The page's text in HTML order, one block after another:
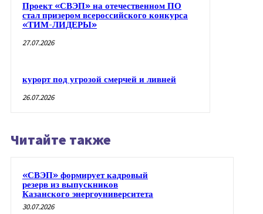
Проект «СВЭП» на отечественном ПО
стал призером всероссийского конкурса
«ТИМ-ЛИДЕРЫ»
27.07.2026
курорт под угрозой смерчей и ливней
26.07.2026
Читайте также
«СВЭП» формирует кадровый
резерв из выпускников
Казанского энергоуниверситета
30.07.2026